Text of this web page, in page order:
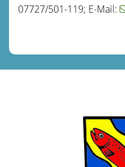
07727/501-119; E-Mail: